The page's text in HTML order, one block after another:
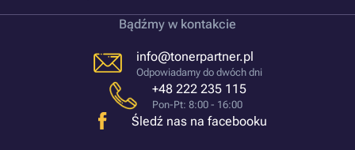
Bądźmy w kontakcie
info@tonerpartner.pl
Odpowiadamy do dwóch dni
+48 222 235 115
Pon-Pt: 8:00 - 16:00
Śledź nas na facebooku